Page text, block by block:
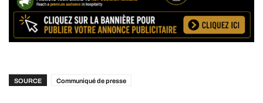
SOURCE Communiqué de presse